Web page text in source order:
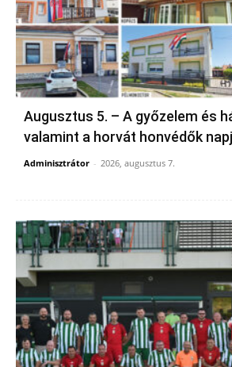
Augusztus 5. – A győzelem és
valamint a horvát honvédők
Adminisztrátor - 2026, augusztus 7.